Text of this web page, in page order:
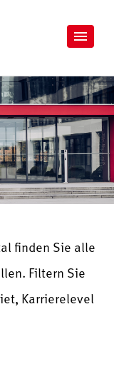
finden Sie alle
Filtern Sie
Karrierelevel